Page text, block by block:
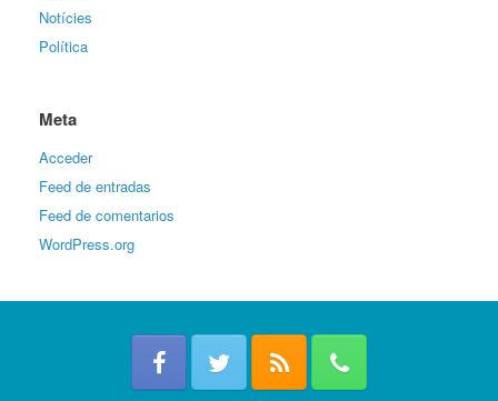
Notícies
Política
Meta
Acceder
Feed de entradas
Feed de comentarios
WordPress.org